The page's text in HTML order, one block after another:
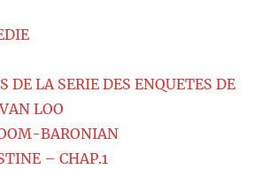
DE LA SERIE DES ENQUETES DE
LOO
BARONIAN
– CHAP.1